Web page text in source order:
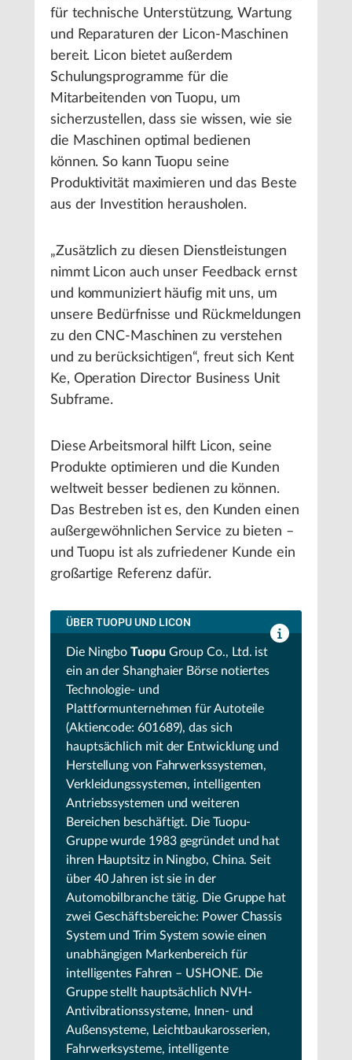
für technische Unterstützung, Wartung
und Reparaturen der Licon-Maschinen
bereit. Licon bietet außerdem
Schulungsprogramme für die
Mitarbeitenden von Tuopu, um
sicherzustellen, dass sie wissen, wie sie
die Maschinen optimal bedienen
können. So kann Tuopu seine
Produktivität maximieren und das Beste
aus der Investition herausholen.
„Zusätzlich zu diesen Dienstleistungen
nimmt Licon auch unser Feedback ernst
und kommuniziert häufig mit uns, um
unsere Bedürfnisse und Rückmeldungen
zu den CNC-Maschinen zu verstehen
und zu berücksichtigen“, freut sich Kent
Ke, Operation Director Business Unit
Subframe.
Diese Arbeitsmoral hilft Licon, seine
Produkte optimieren und die Kunden
weltweit besser bedienen zu können.
Das Bestreben ist es, den Kunden einen
außergewöhnlichen Service zu bieten –
und Tuopu ist als zufriedener Kunde ein
großartige Referenz dafür.
ÜBER TUOPU UND LICON
Die NingboTuopuGroup Co., Ltd. ist
ein an der Shanghaier Börse notiertes
Technologie- und
Plattformunternehmen für Autoteile
(Aktiencode: 601689), das sich
hauptsächlich mit der Entwicklung und
Herstellung von Fahrwerkssystemen,
Verkleidungssystemen, intelligenten
Antriebssystemen und weiteren
Bereichen beschäftigt. Die Tuopu-
Gruppe wurde 1983 gegründet und hat
ihren Hauptsitz in Ningbo, China. Seit
über 40 Jahren ist sie in der
Automobilbranche tätig. Die Gruppe hat
zwei Geschäftsbereiche: Power Chassis
System und Trim System sowie einen
unabhängigen Markenbereich für
intelligentes Fahren – USHONE. Die
Gruppe stellt hauptsächlich NVH-
Antivibrationssysteme, Innen- und
Außensysteme, Leichtbaukarosserien,
Fahrwerksysteme, intelligente